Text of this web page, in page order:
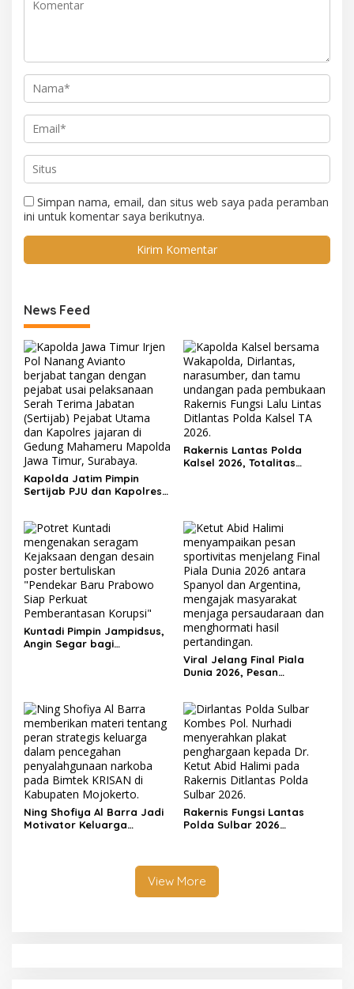
Simpan nama, email, dan situs web saya pada peramban
ini untuk komentar saya berikutnya.
News Feed
Kapolda Jatim Pimpin
Sertijab PJU dan Kapolres,
Pelayanan Presisi
Rakernis Lantas Polda
Kalsel 2026, Totalitas
Kuntadi Pimpin Jampidsus,
Angin Segar bagi
Viral Jelang Final Piala
Dunia 2026, Pesan
Bukti Doa Satu Pihak Lebih
Dicintai Tuhan
Ning Shofiya Al Barra Jadi
Motivator Keluarga
Rakernis Fungsi Lantas
Polda Sulbar 2026
View More